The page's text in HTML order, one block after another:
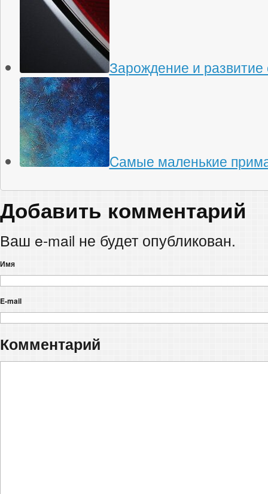
Зарождение и
Cамые маленькие
Добавить комментарий
Ваш e-mail не будет опубликован.
Имя
E-mail
Комментарий